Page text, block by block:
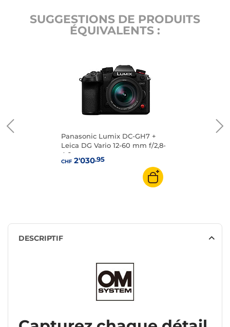
SUGGESTIONS DE PRODUITS
ÉQUIVALENTS :
Panasonic Lumix DC-GH7 +
Leica DG Vario 12-60 mm f/2,8-
4,0
CHF2'030.95
DESCRIPTIF